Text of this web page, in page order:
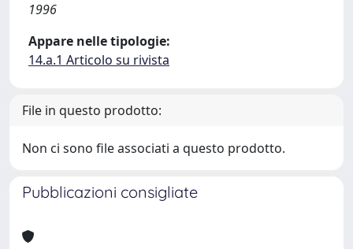
1996
Appare nelle tipologie:
14.a.1 Articolo su rivista
File in questo prodotto:
Non ci sono file associati a questo prodotto.
Pubblicazioni consigliate